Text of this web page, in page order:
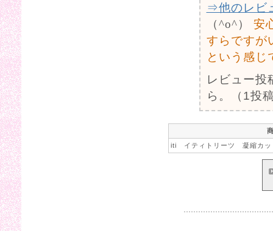
⇒他のレビ
（^o^）
安
すらですが
という感じ
レビュー投
ら。（1投
iti イティトリーツ 凝縮カッ